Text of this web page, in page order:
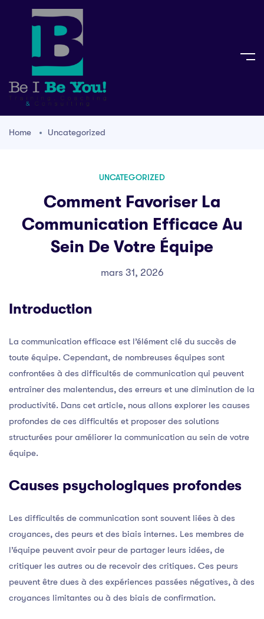
Home Uncategorized
UNCATEGORIZED
Comment Favoriser La
Communication Efficace Au
Sein De Votre Équipe
mars 31, 2026
Introduction
La communication efficace est l’élément clé du succès de
toute équipe. Cependant, de nombreuses équipes sont
confrontées à des difficultés de communication qui peuvent
entraîner des malentendus, des erreurs et une diminution de la
productivité. Dans cet article, nous allons explorer les causes
profondes de ces difficultés et proposer des solutions
structurées pour améliorer la communication au sein de votre
équipe.
Causes psychologiques profondes
Les difficultés de communication sont souvent liées à des
croyances, des peurs et des biais internes. Les membres de
l’équipe peuvent avoir peur de partager leurs idées, de
critiquer les autres ou de recevoir des critiques. Ces peurs
peuvent être dues à des expériences passées négatives, à des
croyances limitantes ou à des biais de confirmation.